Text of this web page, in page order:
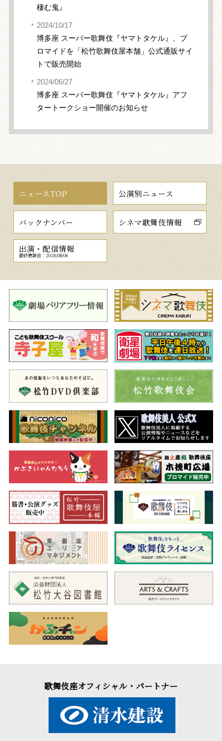
棲む鬼』
2024/10/17
博多座 スーパー歌舞伎『ヤマトタケル』、ブ
ロマイドを「松竹歌舞伎屋本舗」公式通販サイ
トで販売開始
2024/06/27
博多座 スーパー歌舞伎『ヤマトタケル』アフ
タートークショー開催のお知らせ
ニュースTOP 公演別ニュース
バックナンバー シネマ歌舞伎情報
出演・配信情報
最終更新日：2026/08/06
歌舞伎座オフィシャル・パートナー